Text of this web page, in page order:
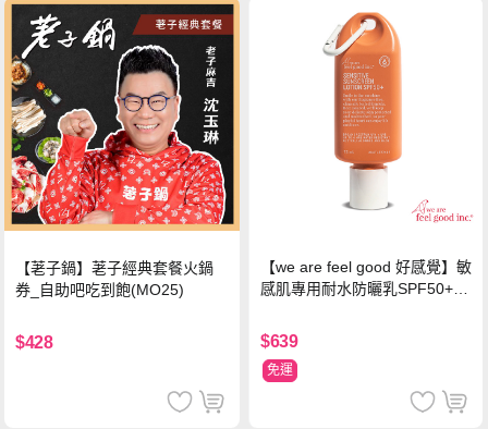
【荖子鍋】荖子經典套餐火鍋
券_自助吧吃到飽(MO25)
$428
【we are feel good 好感覺】敏
感肌專用耐水防曬乳SPF50+ 7
$639
免運